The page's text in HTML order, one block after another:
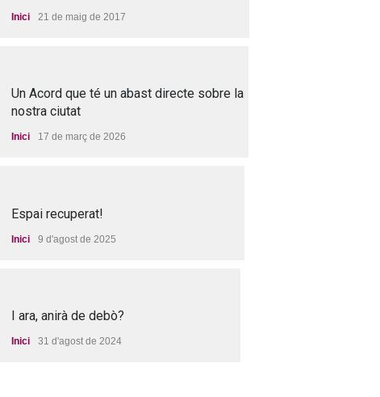
Inici 21 de maig de 2017
Un Acord que té un abast directe sobre la
nostra ciutat
Inici 17 de març de 2026
Espai recuperat!
Inici 9 d'agost de 2025
I ara, anirà de debò?
Inici 31 d'agost de 2024